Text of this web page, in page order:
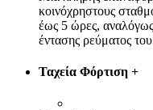
κοινόχρηστους
έως 5 ώρες, αναλόγως
έντασης ρεύματος
Ταχεία Φόρτιση +